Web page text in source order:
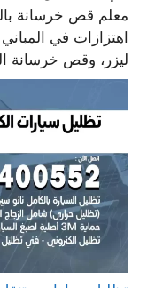
معلم قص خرسانة
اهتزازات في
ليزر، وقص خرسانة